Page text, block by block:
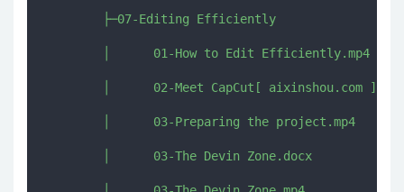
        ├─07-Editing Efficiently
        │      01-How to Edit Efficiently.mp4
│      02-Meet CapCut[ aixinshou.com
        │      03-Preparing the project.mp4
        │      03-The Devin Zone.docx